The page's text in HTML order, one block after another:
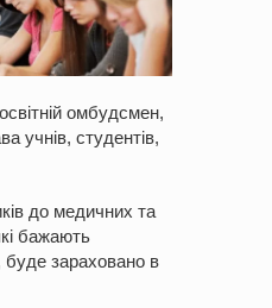
омбудсмен,
учнів, студентів,
до медичних та
бажають
зараховано в